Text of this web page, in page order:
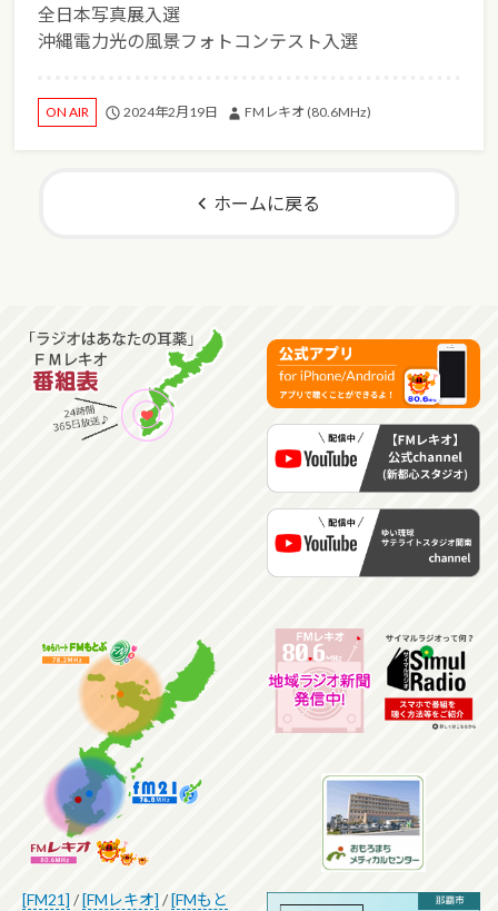
全日本写真展入選
沖縄電力光の風景フォトコンテスト入選
ON AIR 2024年2月19日 FMレキオ (80.6MHz)
ホームに戻る
[FM21] /[FMレキオ] /[FMもと